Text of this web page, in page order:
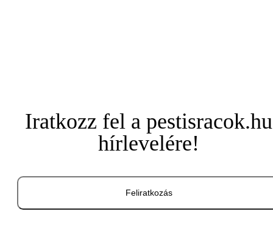
Iratkozz fel a pestisracok.hu
hírlevelére!
Feliratkozás